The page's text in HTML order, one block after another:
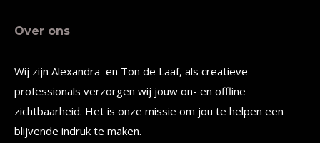
Over ons
Wij zijn Alexandra en Ton de Laaf, als creatieve
professionals verzorgen wij jouw on- en offline
zichtbaarheid. Het is onze missie om jou te helpen een
blijvende indruk te maken.